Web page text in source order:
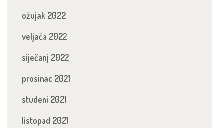
ožujak 2022
veljača 2022
siječanj 2022
prosinac 2021
studeni 2021
listopad 2021